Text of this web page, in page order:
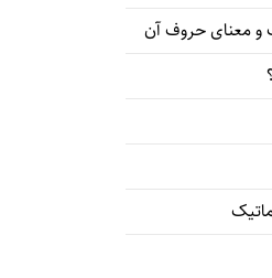
و معنای حروف آن